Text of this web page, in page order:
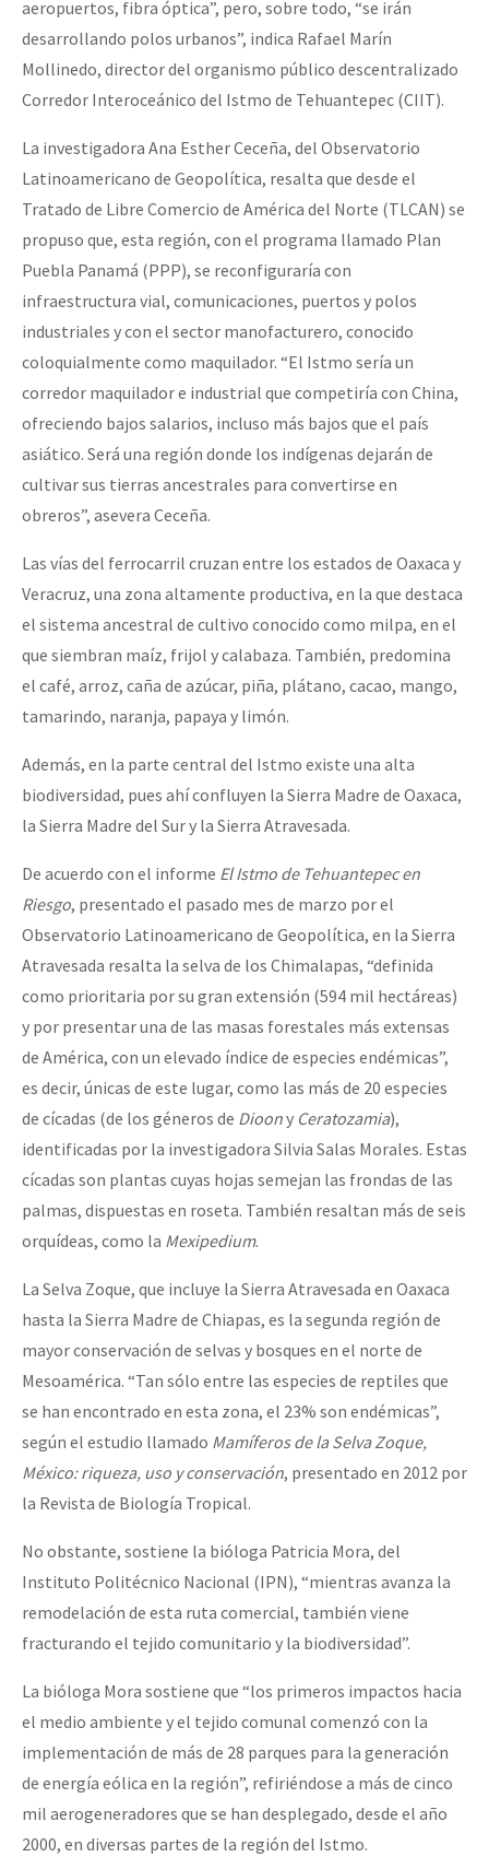
aeropuertos, fibra óptica”, pero, sobre todo, “se irán
desarrollando polos urbanos”, indica Rafael Marín
Mollinedo, director del organismo público descentralizado
Corredor Interoceánico del Istmo de Tehuantepec (CIIT).
La investigadora Ana Esther Ceceña, del Observatorio
Latinoamericano de Geopolítica, resalta que desde el
Tratado de Libre Comercio de América del Norte (TLCAN) se
propuso que, esta región, con el programa llamado Plan
Puebla Panamá (PPP), se reconfiguraría con
infraestructura vial, comunicaciones, puertos y polos
industriales y con el sector manofacturero, conocido
coloquialmente como maquilador. “El Istmo sería un
corredor maquilador e industrial que competiría con China,
ofreciendo bajos salarios, incluso más bajos que el país
asiático. Será una región donde los indígenas dejarán de
cultivar sus tierras ancestrales para convertirse en
obreros”, asevera Ceceña.
Las vías del ferrocarril cruzan entre los estados de Oaxaca y
Veracruz, una zona altamente productiva, en la que destaca
el sistema ancestral de cultivo conocido como milpa, en el
que siembran maíz, frijol y calabaza. También, predomina
el café, arroz, caña de azúcar, piña, plátano, cacao, mango,
tamarindo, naranja, papaya y limón.
Además, en la parte central del Istmo existe una alta
biodiversidad, pues ahí confluyen la Sierra Madre de Oaxaca,
la Sierra Madre del Sur y la Sierra Atravesada.
De acuerdo con el informe El Istmo de Tehuantepec en
Riesgo, presentado el pasado mes de marzo por el
Observatorio Latinoamericano de Geopolítica, en la Sierra
Atravesada resalta la selva de los Chimalapas, “definida
como prioritaria por su gran extensión (594 mil hectáreas)
y por presentar una de las masas forestales más extensas
de América, con un elevado índice de especies endémicas”,
es decir, únicas de este lugar, como las más de 20 especies
de cícadas (de los géneros de Dioony Ceratozamia),
identificadas por la investigadora Silvia Salas Morales. Estas
cícadas son plantas cuyas hojas semejan las frondas de las
palmas, dispuestas en roseta. También resaltan más de seis
orquídeas, como la Mexipedium.
La Selva Zoque, que incluye la Sierra Atravesada en Oaxaca
hasta la Sierra Madre de Chiapas, es la segunda región de
mayor conservación de selvas y bosques en el norte de
Mesoamérica. “Tan sólo entre las especies de reptiles que
se han encontrado en esta zona, el 23% son endémicas”,
según el estudio llamado Mamíferos de la Selva Zoque,
México: riqueza, uso y conservación, presentado en 2012 por
la Revista de Biología Tropical.
No obstante, sostiene la bióloga Patricia Mora, del
Instituto Politécnico Nacional (IPN), “mientras avanza la
remodelación de esta ruta comercial, también viene
fracturando el tejido comunitario y la biodiversidad”.
La bióloga Mora sostiene que “los primeros impactos hacia
el medio ambiente y el tejido comunal comenzó con la
implementación de más de 28 parques para la generación
de energía eólica en la región”, refiriéndose a más de cinco
mil aerogeneradores que se han desplegado, desde el año
2000, en diversas partes de la región del Istmo.